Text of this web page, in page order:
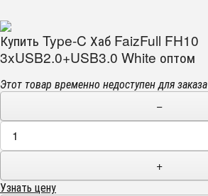
Купить Type-C Хаб FaizFull FH10
3xUSB2.0+USB3.0 White оптом
Этот товар временно недоступен для заказа
−
+
Узнать цену